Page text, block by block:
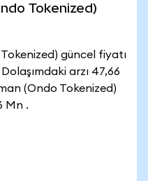
Tokenized)
güncel fiyatı
arzı 47,66
(Ondo Tokenized)
Mn .